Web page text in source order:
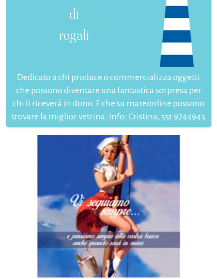
di
regali
Dedicato a chi produce o commercializza oggetti
che possono diventare una fantastica sorpresa per
chi li riceverà in dono. E che su mareonline possono
trovare la miglior vetrina. Info: Cristina, 351 9744943